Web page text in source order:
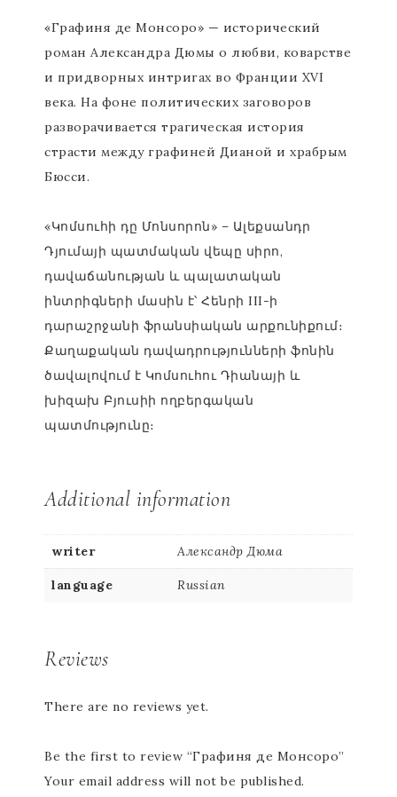
ChatGPT
said:
«Графиня де Монсоро» — исторический
роман Александра Дюмы о любви, коварстве
и придворных интригах во Франции XVI
века. На фоне политических заговоров
разворачивается трагическая история
страсти между графиней Дианой и храбрым
Бюсси.
«Կոմսուհի դը Մոնսորոն» – Ալեքսանդր
Դյումայի պատմական վեպը սիրո,
դավաճանության և պալատական
ինտրիգների մասին է՝ Հենրի III-ի
դարաշրջանի ֆրանսիական արքունիքում։
Քաղաքական դավադրությունների ֆոնին
ծավալովում է Կոմսուհու Դիանայի և
խիզախ Բյուսիի ողբերգական
պատմությունը։
Additional information
writer Александр Дюма
language Russian
Reviews
There are no reviews yet.
Be the first to review “Графиня де Монсоро”
Your email address will not be published.